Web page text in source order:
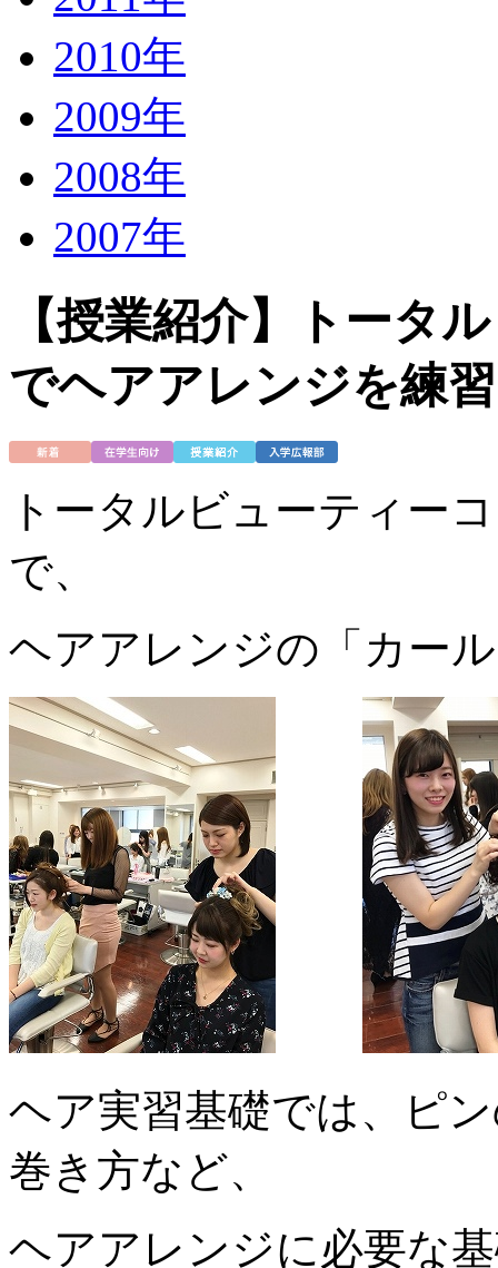
2010年
2009年
2008年
2007年
【授業紹介】トータ
でヘアアレンジを練
トータルビューティー
で、
ヘアアレンジの「カー
ヘア実習基礎では、ピ
巻き方など、
ヘアアレンジに必要な